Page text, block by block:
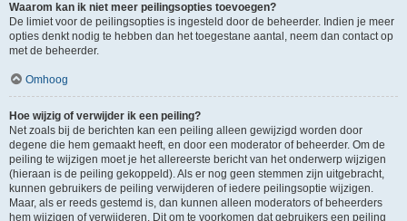
Waarom kan ik niet meer peilingsopties toevoegen?
De limiet voor de peilingsopties is ingesteld door de beheerder. Indien je meer
opties denkt nodig te hebben dan het toegestane aantal, neem dan contact op
met de beheerder.
Omhoog
Hoe wijzig of verwijder ik een peiling?
Net zoals bij de berichten kan een peiling alleen gewijzigd worden door
degene die hem gemaakt heeft, en door een moderator of beheerder. Om de
peiling te wijzigen moet je het allereerste bericht van het onderwerp wijzigen
(hieraan is de peiling gekoppeld). Als er nog geen stemmen zijn uitgebracht,
kunnen gebruikers de peiling verwijderen of iedere peilingsoptie wijzigen.
Maar, als er reeds gestemd is, dan kunnen alleen moderators of beheerders
hem wijzigen of verwijderen. Dit om te voorkomen dat gebruikers een peiling